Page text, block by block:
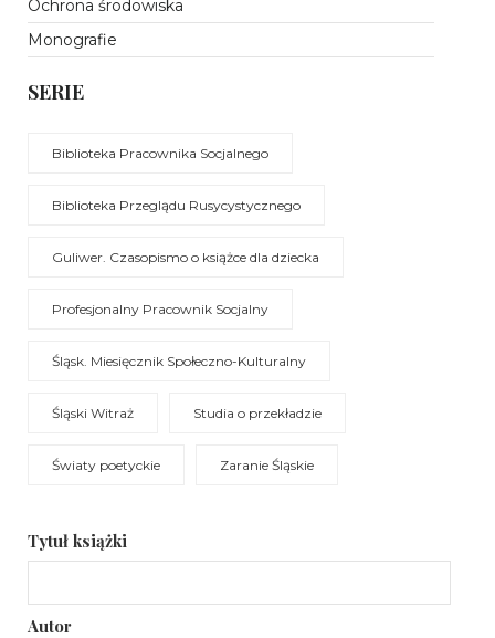
Ochrona środowiska
Monografie
SERIE
Biblioteka Pracownika Socjalnego
Biblioteka Przeglądu Rusycystycznego
Guliwer. Czasopismo o książce dla dziecka
Profesjonalny Pracownik Socjalny
Śląsk. Miesięcznik Społeczno-Kulturalny
Śląski Witraż Studia o przekładzie
Światy poetyckie Zaranie Śląskie
Tytuł książki
Autor